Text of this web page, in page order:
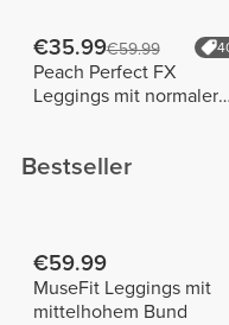
€35.99€59.99
Peach Perfect FX
Leggings mit normaler
Bestseller
€59.99
MuseFit Leggings mit
mittelhohem Bund